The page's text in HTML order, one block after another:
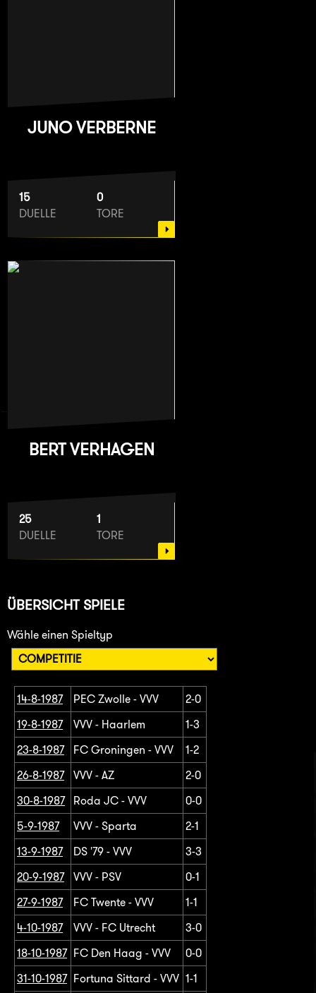
JUNO VERBERNE
15
DUELLE
0
TORE
BERT VERHAGEN
25
DUELLE
1
TORE
ÜBERSICHT SPIELE
Wähle einen Spieltyp
14-8-1987 PEC Zwolle - VVV
2-0
19-8-1987
VVV - Haarlem
1-3
23-8-1987
FC Groningen - VVV
1-2
26-8-1987
VVV - AZ
2-0
30-8-1987
Roda JC - VVV
0-0
5-9-1987
VVV - Sparta
2-1
13-9-1987
DS '79 - VVV
3-3
20-9-1987
VVV - PSV
0-1
27-9-1987
FC Twente - VVV
1-1
4-10-1987
VVV - FC Utrecht
3-0
18-10-1987 FC Den Haag - VVV
0-0
31-10-1987 Fortuna Sittard - VVV 1-1